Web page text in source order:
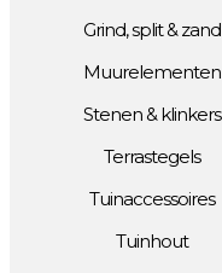
Grind, split & zand
Muurelementen
Stenen & klinkers
Terrastegels
Tuinaccessoires
Tuinhout